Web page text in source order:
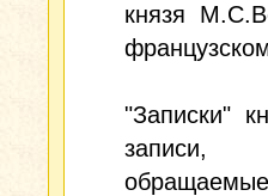
князя
"Записки"
записи,